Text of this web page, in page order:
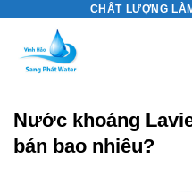
content
CHẤT LƯỢNG
Nước khoáng
bán bao nhiêu?